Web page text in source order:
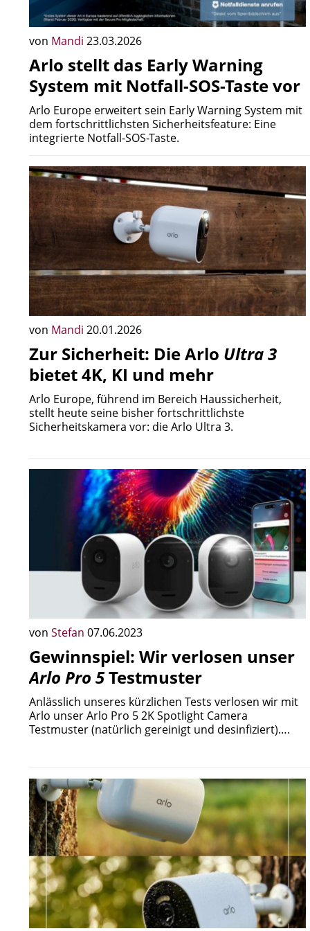
von Mandi 23.03.2026
Arlo stellt das Early Warning
System mit Notfall-SOS-Taste vor
Arlo Europe erweitert sein Early Warning System mit
dem fortschrittlichsten Sicherheitsfeature: Eine
integrierte Notfall-SOS-Taste.
von Mandi 20.01.2026
Zur Sicherheit: Die Arlo Ultra 3
bietet 4K, KI und mehr
Arlo Europe, führend im Bereich Haussicherheit,
stellt heute seine bisher fortschrittlichste
Sicherheitskamera vor: die Arlo Ultra 3.
von Stefan 07.06.2023
Gewinnspiel: Wir verlosen unser
Arlo Pro 5Testmuster
Anlässlich unseres kürzlichen Tests verlosen wir mit
Arlo unser Arlo Pro 5 2K Spotlight Camera
Testmuster (natürlich gereinigt und desinfiziert)….